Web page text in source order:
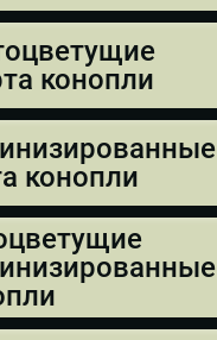
конопли
конопли